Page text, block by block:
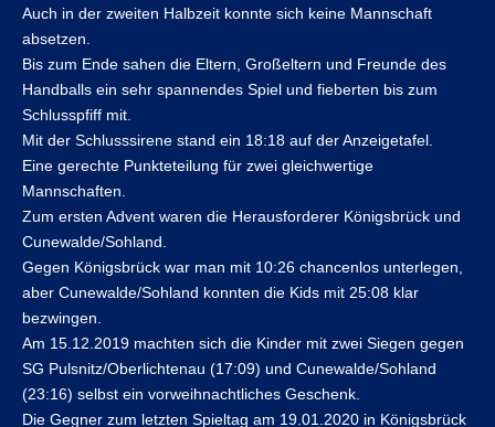
Auch in der zweiten Halbzeit konnte sich keine Mannschaft
absetzen.
Bis zum Ende sahen die Eltern, Großeltern und Freunde des
Handballs ein sehr spannendes Spiel und fieberten bis zum
Schlusspfiff mit.
Mit der Schlusssirene stand ein 18:18 auf der Anzeigetafel.
Eine gerechte Punkteteilung für zwei gleichwertige
Mannschaften.
Zum ersten Advent waren die Herausforderer Königsbrück und
Cunewalde/Sohland.
Gegen Königsbrück war man mit 10:26 chancenlos unterlegen,
aber Cunewalde/Sohland konnten die Kids mit 25:08 klar
bezwingen.
Am 15.12.2019 machten sich die Kinder mit zwei Siegen gegen
SG Pulsnitz/Oberlichtenau (17:09) und Cunewalde/Sohland
(23:16) selbst ein vorweihnachtliches Geschenk.
Die Gegner zum letzten Spieltag am 19.01.2020 in Königsbrück